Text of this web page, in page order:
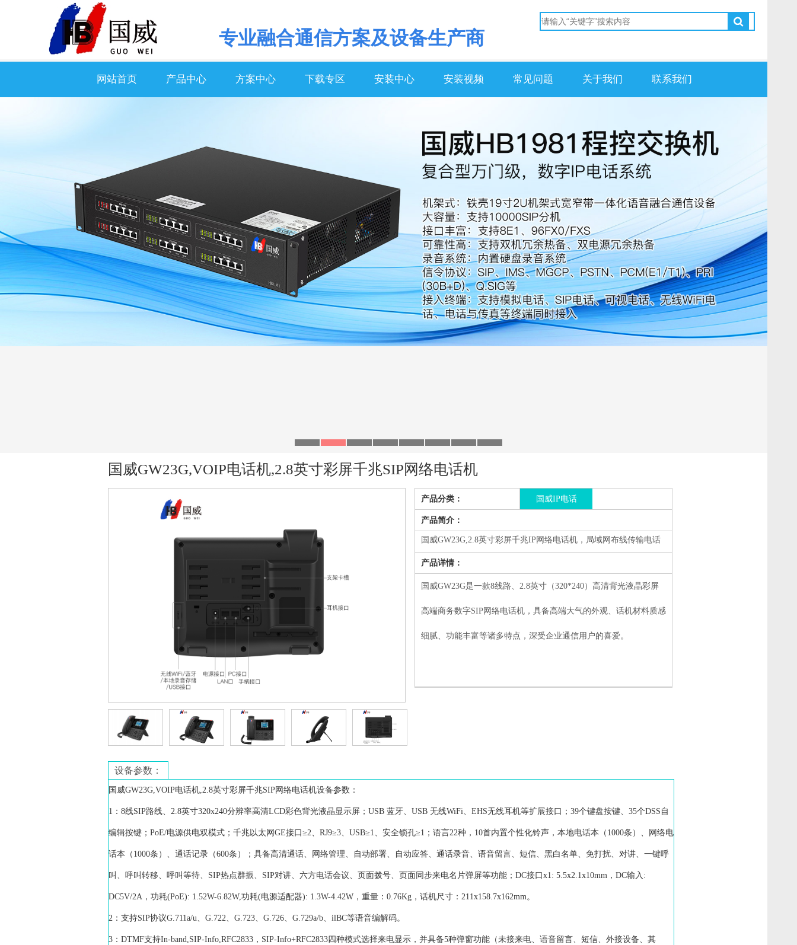
专业融合通信方案及设备生产商
网站首页 产品中心 方案中心 下载专区 安装中心 安装视频 常见问题 关于我们 联系我们
4
国威GW23G,VOIP电话机,2.8英寸彩屏千兆SIP网络电话机
设备参数：
国威GW23G,VOIP电话机,2.8英寸彩屏千兆SIP网络电话机设备参数：
1：8线SIP路线、2.8英寸320x240分辨率高清LCD彩色背光液晶显示屏；USB 蓝牙、USB 无线WiFi、EHS无线耳机等扩展接口；39个键盘按键、35个DSS自
编辑按键；PoE/电源供电双模式；千兆以太网GE接口≥2、RJ9≥3、USB≥1、安全锁孔≥1；语言22种，10首内置个性化铃声，本地电话本（1000条）、网络电
话本（1000条）、通话记录（600条）；具备高清通话、网络管理、自动部署、自动应答、通话录音、语音留言、短信、黑白名单、免打扰、对讲、一键呼
叫、呼叫转移、呼叫等待、SIP热点群振、SIP对讲、六方电话会议、页面拨号、页面同步来电名片弹屏等功能；DC接口x1: 5.5x2.1x10mm，DC输入:
DC5V/2A，功耗(PoE): 1.52W-6.82W,功耗(电源适配器): 1.3W-4.42W，重量：0.76Kg，话机尺寸：211x158.7x162mm。
2：支持SIP协议G.711a/u、G.722、G.723、G.726、G.729a/b、ilBC等语音编解码。
3：DTMF支持In-band,SIP-Info,RFC2833，SIP-Info+RFC2833四种模式选择来电显示，并具备5种弹窗功能（未接来电、语音留言、短信、外接设备、其
产品分类： 国威IP电话
产品简介：
国威GW23G,2.8英寸彩屏千兆IP网络电话机，局域网布线传输电话
产品详情：
国威GW23G是一款8线路、2.8英寸（320*240）高清背光液晶彩屏
高端商务数字SIP网络电话机，具备高端大气的外观、话机材料质感
细腻、功能丰富等诸多特点，深受企业通信用户的喜爱。